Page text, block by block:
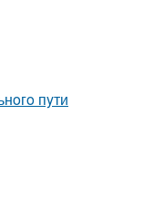
пyти